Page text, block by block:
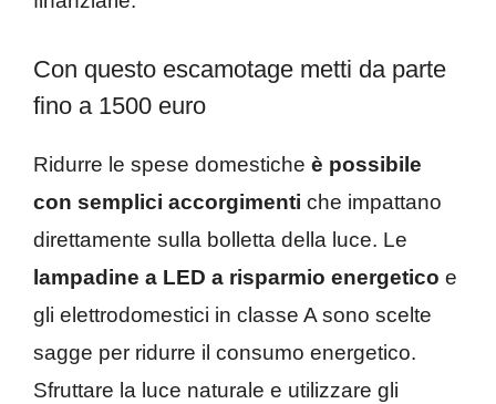
Con questo escamotage metti da parte
fino a 1500 euro
Ridurre le spese domestiche è possibile
con semplici accorgimenti che impattano
direttamente sulla bolletta della luce. Le
lampadine a LED a risparmio energetico e
gli elettrodomestici in classe A sono scelte
sagge per ridurre il consumo energetico.
Sfruttare la luce naturale e utilizzare gli